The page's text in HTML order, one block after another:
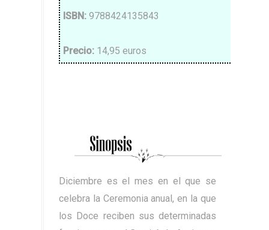
ISBN:9788424135843
Precio: 14,95 euros
Diciembre es el mes en el que se
celebra la Ceremonia anual, en la que
los Doce reciben sus determinadas